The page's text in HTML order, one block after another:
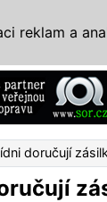
doručují
reklam a